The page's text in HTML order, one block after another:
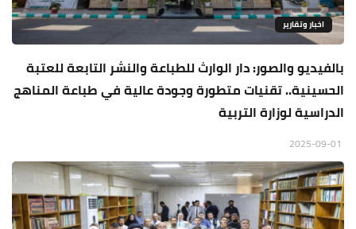
اخبار وتقارير
بالفيديو والصور: دار الوارث للطباعة والنشر التابعة للعتبة
الحسينية.. تقنيات متطورة وجودة عالية في طباعة المناهج
الدراسية لوزارة التربية